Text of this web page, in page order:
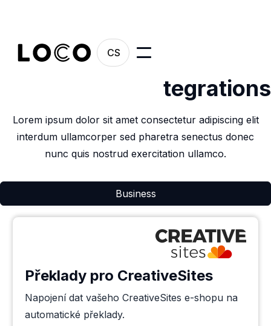
CS
integrations
Lorem ipsum dolor sit amet consectetur adipiscing elit
interdum ullamcorper sed pharetra senectus donec
nunc quis nostrud exercitation ullamco.
Business
Překlady pro CreativeSites
Napojení dat vašeho CreativeSites e-shopu na
automatické překlady.